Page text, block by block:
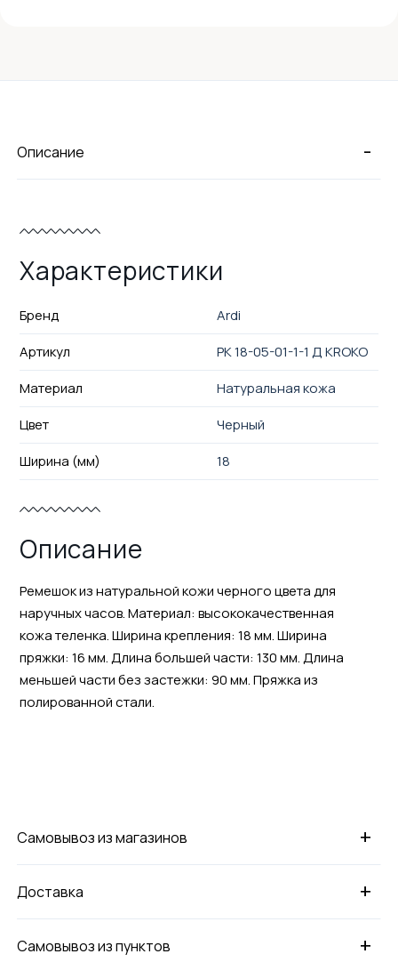
-
Описание
Характеристики
Бренд
Ardi
Артикул
РК 18-05-01-1-1 Д KROKO
Материал
Натуральная кожа
Цвет
Черный
Ширина (мм)
18
Описание
Ремешок из натуральной кожи черного цвета для
наручных часов. Материал: высококачественная
кожа теленка. Ширина крепления: 18 мм. Ширина
пряжки: 16 мм. Длина большей части: 130 мм. Длина
меньшей части без застежки: 90 мм. Пряжка из
полированной стали.
+
Самовывоз из магазинов
+
Доставка
+
Самовывоз из пунктов